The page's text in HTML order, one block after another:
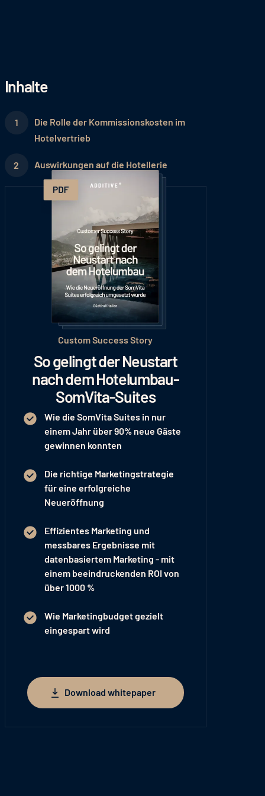
Inhalte
Die Rolle der Kommissionskosten im
Hotelvertrieb
Auswirkungen auf die Hotellerie
Custom Success Story
So gelingt der Neustart
nach dem Hotelumbau-
SomVita-Suites
Wie die SomVita Suites in nur
einem Jahrüber 90% neue Gäste
gewinnen konnten
Die richtige Marketingstrategie
für eine erfolgreiche
Neueröffnung
Effizientes Marketing und
messbares Ergebnisse mit
datenbasiertem Marketing - mit
einem beeindruckenden ROI von
über 1000 %
Wie Marketingbudget gezielt
eingespartwird
Download whitepaper
Download whitepaper